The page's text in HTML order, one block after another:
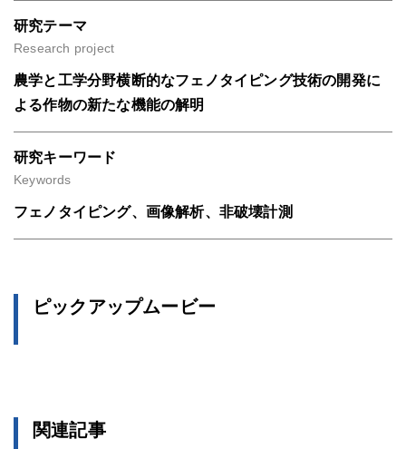
研究テーマ
Research project
農学と工学分野横断的なフェノタイピング技術の開発に
よる作物の新たな機能の解明
研究キーワード
Keywords
フェノタイピング、画像解析、非破壊計測
ピックアップムービー
関連記事